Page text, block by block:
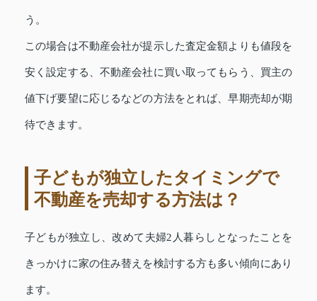
う。
この場合は不動産会社が提示した査定金額よりも値段を
安く設定する、不動産会社に買い取ってもらう、買主の
値下げ要望に応じるなどの方法をとれば、早期売却が期
待できます。
子どもが独立したタイミングで
不動産を売却する方法は？
子どもが独立し、改めて夫婦2人暮らしとなったことを
きっかけに家の住み替えを検討する方も多い傾向にあり
ます。